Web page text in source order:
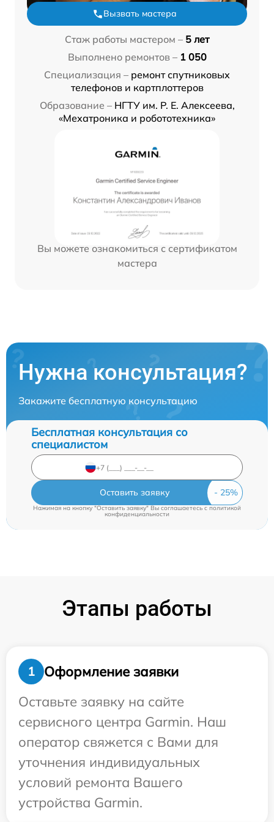
Вызвать мастера
Стаж работы мастером – 5 лет
Выполнено ремонтов – 1 050
Специализация – ремонт спутниковых
телефонов и картплоттеров
Образование – НГТУ им. Р. Е. Алексеева,
«Мехатроника и робототехника»
Вы можете ознакомиться с сертификатом
мастера
Нужна консультация?
Закажите бесплатную консультацию
Бесплатная консультация со
специалистом
Оставить заявку
Нажимая на кнопку "Оставить заявку" Вы соглашаетесь cполитикой
конфиденциальности
Этапы работы
1
Оформление заявки
Оставьте заявку на сайте
сервисного центра Garmin. Наш
оператор свяжется с Вами для
уточнения индивидуальных
условий ремонта Вашего
устройства Garmin.